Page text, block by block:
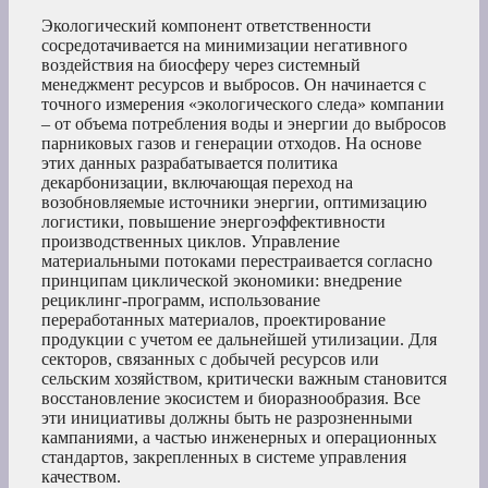
Экологический компонент ответственности
сосредотачивается на минимизации негативного
воздействия на биосферу через системный
менеджмент ресурсов и выбросов. Он начинается с
точного измерения «экологического следа» компании
– от объема потребления воды и энергии до выбросов
парниковых газов и генерации отходов. На основе
этих данных разрабатывается политика
декарбонизации, включающая переход на
возобновляемые источники энергии, оптимизацию
логистики, повышение энергоэффективности
производственных циклов. Управление
материальными потоками перестраивается согласно
принципам циклической экономики: внедрение
рециклинг-программ, использование
переработанных материалов, проектирование
продукции с учетом ее дальнейшей утилизации. Для
секторов, связанных с добычей ресурсов или
сельским хозяйством, критически важным становится
восстановление экосистем и биоразнообразия. Все
эти инициативы должны быть не разрозненными
кампаниями, а частью инженерных и операционных
стандартов, закрепленных в системе управления
качеством.